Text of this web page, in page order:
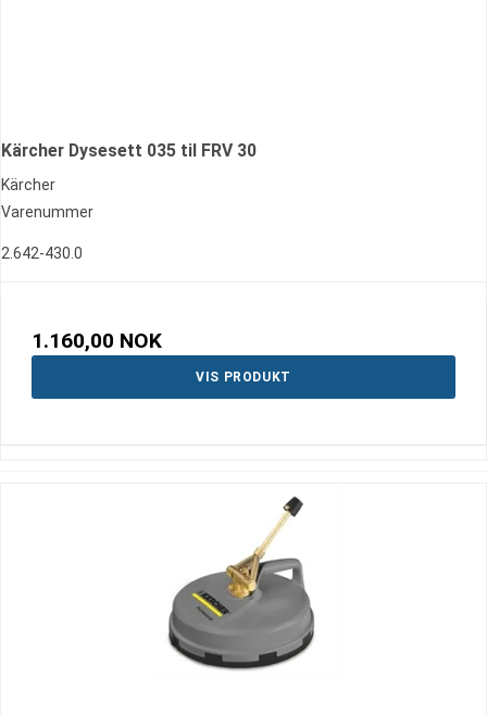
Kärcher Dysesett 035 til FRV 30
Kärcher
Varenummer
2.642-430.0
1.160,00 NOK
VIS PRODUKT